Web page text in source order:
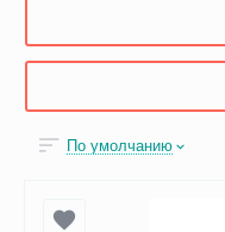
По умолчанию